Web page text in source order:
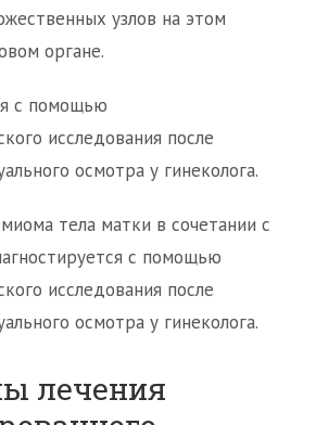
узлов на этом
органе.
с помощью
исследования после
осмотра у гинеколога.
тела матки в сочетании с
с помощью
исследования после
осмотра у гинеколога.
лечения